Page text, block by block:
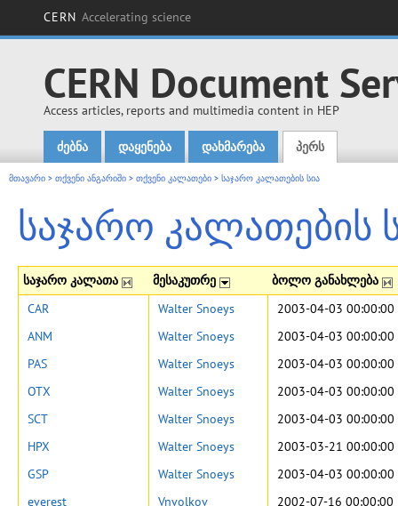
CERN Accelerating science
CERN Document
Access articles, reports and multimedia content in HEP
Main menu
ძებნა დაყენება დახმარება პერს
მთავარი > თქვენი ანგარიში > თქვენი კალათები > საჯარო კალათების სია
საჯარო კალათების
საჯარო კალათა მესაკუთრე ბოლო განახლება
CAR Walter Snoeys
2003-04-03 00:00:00
ANM
Walter Snoeys
2003-04-03 00:00:00
PAS
Walter Snoeys
2003-04-03 00:00:00
OTX
Walter Snoeys
2003-04-03 00:00:00
SCT
Walter Snoeys
2003-04-03 00:00:00
HPX
Walter Snoeys
2003-03-21 00:00:00
GSP
Walter Snoeys
2003-04-03 00:00:00
everest
Vnvolkov
2002-07-16 00:00:00